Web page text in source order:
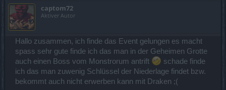
captom72
Aktiver Autor
Hallo zusammen, ich finde das Event gelungen es macht
spass sehr gute finde ich das man in der Geheimen Grotte
auch einen Boss vom Monstrorum antrift
schade finde
ich das man zuwenig Schlüssel der Niederlage findet bzw.
bekommt auch nicht erwerben kann mit Draken ;(